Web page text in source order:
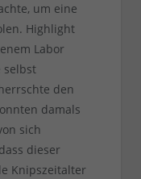
um eine
Highlight
Labor
selbst
den
damals
sich
dieser
Knipszeitalter